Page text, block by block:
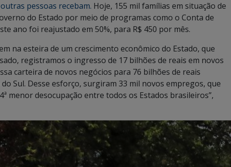
pessoas recebam. Hoje, 155 mil famílias em situação de
do Estado por meio de programas como o Conta de
ano foi reajustado em 50%, para R$ 450 por mês.
na esteira de um crescimento econômico do Estado, que
registramos o ingresso de 17 bilhões de reais em novos
carteira de novos negócios para 76 bilhões de reais
Sul. Desse esforço, surgiram 33 mil novos empregos, que
menor desocupação entre todos os Estados brasileiros”,